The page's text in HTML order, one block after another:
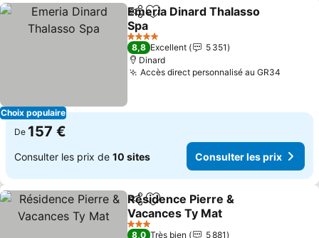
Choix populaire
PartagerAjouter à mes favoris
Emeria Dinard Thalasso
Spa
Consulter les prix
4 Étoiles
8,8 Excellent
5 351
Dinard
Accès direct personnalisé au GR34
De 157 €
Consulter les prix de 10 sites Consulter les prix
PartagerAjouter à mes favoris
Résidence Pierre &
Vacances Ty Mat
Consulter les prix
3 Étoiles
8,0 Très bien
5 881